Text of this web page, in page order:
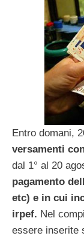
Entro domani,
versamenti
dal 1° al 20
pagamento
etc) e in cui
irpef. Nel
essere inserite